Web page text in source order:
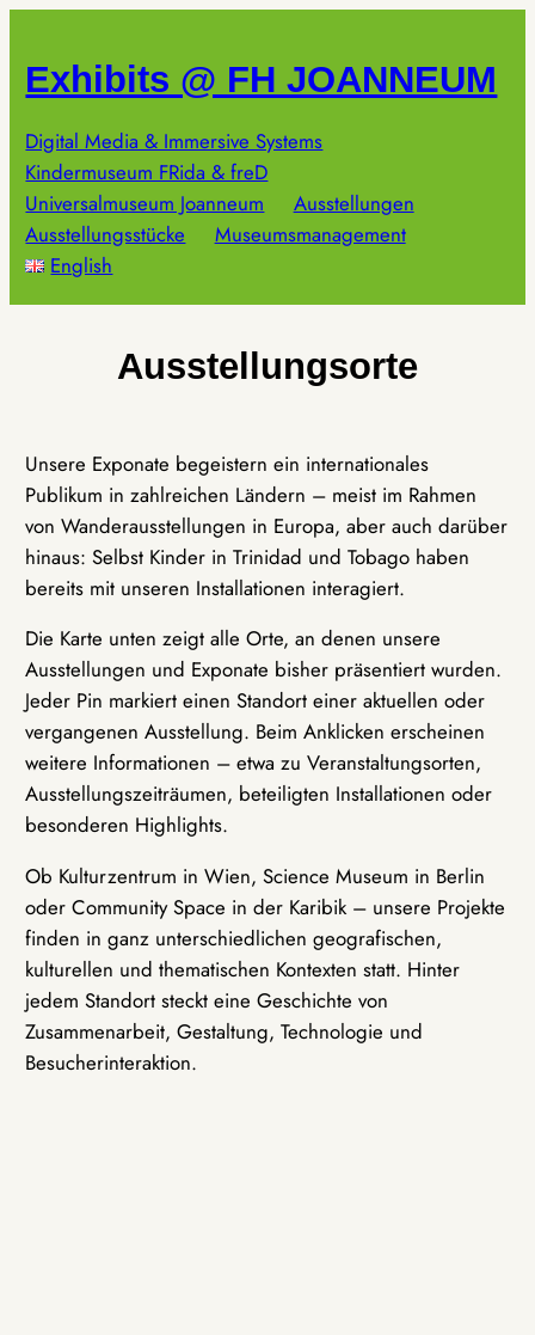
springen
Exhibits @ FH JOANNEUM
Digital Media & Immersive Systems
Kindermuseum FRida & freD
Universalmuseum Joanneum
Ausstellungen
Ausstellungsstücke
Museumsmanagement
English
Ausstellungsorte
Unsere Exponate begeistern ein internationales
Publikum in zahlreichen Ländern – meist im Rahmen
von Wanderausstellungen in Europa, aber auch darüber
hinaus: Selbst Kinder in Trinidad und Tobago haben
bereits mit unseren Installationen interagiert.
Die Karte unten zeigt alle Orte, an denen unsere
Ausstellungen und Exponate bisher präsentiert wurden.
Jeder Pin markiert einen Standort einer aktuellen oder
vergangenen Ausstellung. Beim Anklicken erscheinen
weitere Informationen – etwa zu Veranstaltungsorten,
Ausstellungszeiträumen, beteiligten Installationen oder
besonderen Highlights.
Ob Kulturzentrum in Wien, Science Museum in Berlin
oder Community Space in der Karibik – unsere Projekte
finden in ganz unterschiedlichen geografischen,
kulturellen und thematischen Kontexten statt. Hinter
jedem Standort steckt eine Geschichte von
Zusammenarbeit, Gestaltung, Technologie und
Besucherinteraktion.